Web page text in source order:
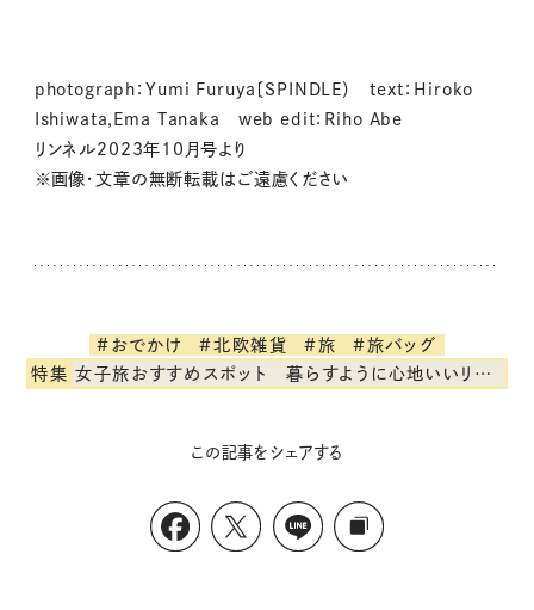
photograph：Yumi Furuya〔SPINDLE） text：Hiroko
Ishiwata,Ema Tanaka web edit：Riho Abe
リンネル2023年10月号より
※画像・文章の無断転載はご遠慮ください
#おでかけ #北欧雑貨 #旅
#旅バッグ
特集 女子旅おすすめスポット 暮らすように心地いいリンネル旅ガイド
この記事をシェアする